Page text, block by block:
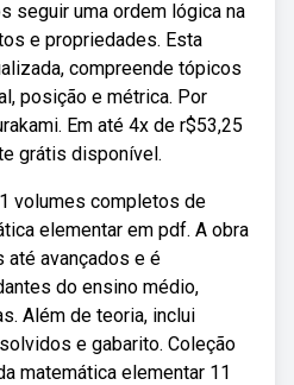
seguir uma ordem lógica na
e propriedades. Esta
compreende tópicos
posição e métrica. Por
Em até 4x de r$53,25
grátis disponível.
volumes completos de
elementar em pdf. A obra
avançados e é
do ensino médio,
Além de teoria, inclui
e gabarito. Coleção
matemática elementar 11